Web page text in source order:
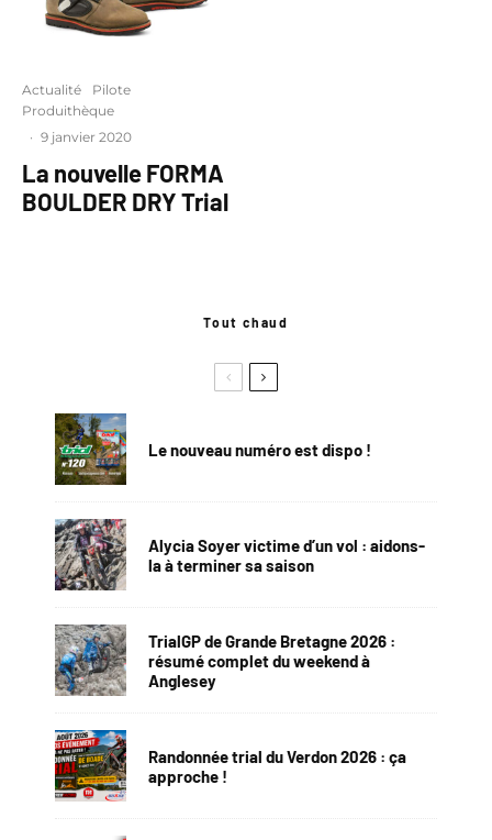
Actualité
Pilote
Produithèque
· 9 janvier 2020
La nouvelle FORMA
BOULDER DRY Trial
Tout chaud
Le nouveau numéro est dispo !
Alycia Soyer victime d’un vol : aidons-
la à terminer sa saison
TrialGP de Grande Bretagne 2026 :
résumé complet du weekend à
Anglesey
Randonnée trial du Verdon 2026 : ça
approche !